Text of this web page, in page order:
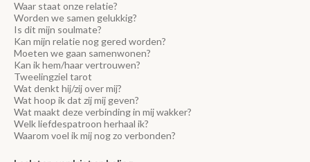
Waar staat onze relatie?
Worden we samen gelukkig?
Is dit mijn soulmate?
Kan mijn relatie nog gered worden?
Moeten we gaan samenwonen?
Kan ik hem/haar vertrouwen?
Tweelingziel tarot
Wat denkt hij/zij over mij?
Wat hoop ik dat zij mij geven?
Wat maakt deze verbinding in mij wakker?
Welk liefdespatroon herhaal ik?
Waarom voel ik mij nog zo verbonden?